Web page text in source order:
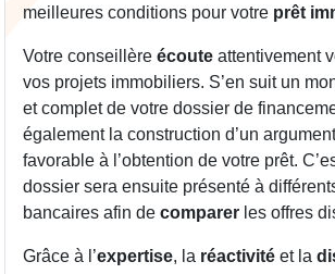
meilleures conditions pour votre prêt
Votre conseillère écoute attentivement
vos projets immobiliers. S’en suit un
et complet de votre dossier de
également la construction d’un
favorable à l’obtention de votre prêt.
dossier sera ensuite présenté à
bancaires afin de comparer les offres
Grâce à l’expertise, la réactivité et la